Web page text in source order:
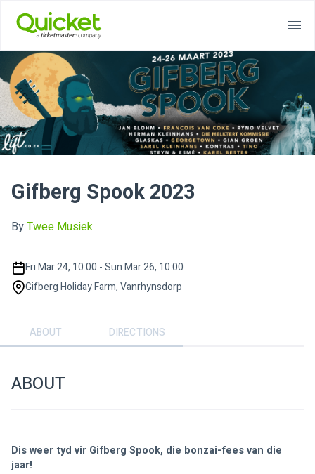
Gifberg Spook 2023
ByTwee Musiek
Fri Mar 24, 10:00 - Sun Mar 26, 10:00
Gifberg Holiday Farm, Vanrhynsdorp
ABOUT DIRECTIONS
ABOUT
Dis weer tyd vir Gifberg Spook, die bonzai-fees van die
jaar!